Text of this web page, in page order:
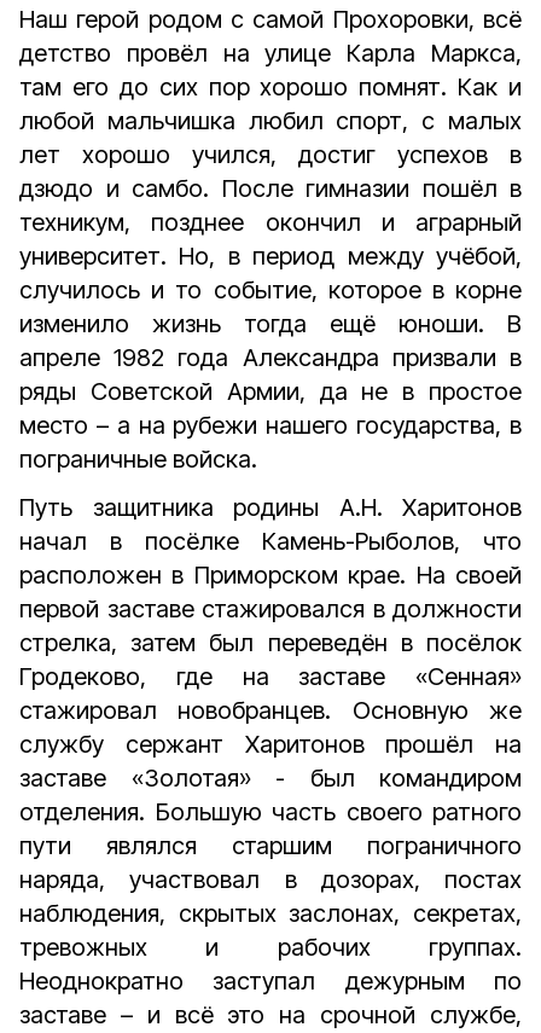
Наш герой родом с самой Прохоровки, всё
детство провёл на улице Карла Маркса,
там его до сих пор хорошо помнят. Как и
любой мальчишка любил спорт, с малых
лет хорошо учился, достиг успехов в
дзюдо и самбо. После гимназии пошёл в
техникум, позднее окончил и аграрный
университет. Но, в период между учёбой,
случилось и то событие, которое в корне
изменило жизнь тогда ещё юноши. В
апреле 1982 года Александра призвали в
ряды Советской Армии, да не в простое
место – а на рубежи нашего государства, в
пограничные войска.
Путь защитника родины А.Н. Харитонов
начал в посёлке Камень-Рыболов, что
расположен в Приморском крае. На своей
первой заставе стажировался в должности
стрелка, затем был переведён в посёлок
Гродеково, где на заставе «Сенная»
стажировал новобранцев. Основную же
службу сержант Харитонов прошёл на
заставе «Золотая» - был командиром
отделения. Большую часть своего ратного
пути являлся старшим пограничного
наряда, участвовал в дозорах, постах
наблюдения, скрытых заслонах, секретах,
тревожных и рабочих группах.
Неоднократно заступал дежурным по
заставе – и всё это на срочной службе,